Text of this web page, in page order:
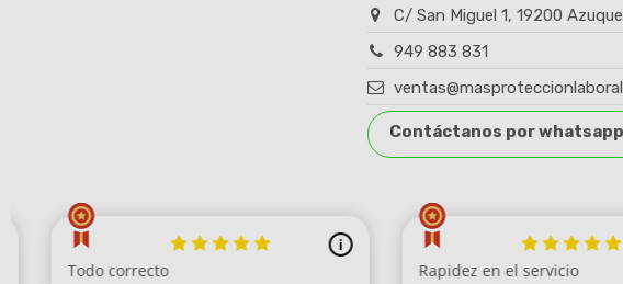
C/ San Miguel 1, 19200
949 883 831
Contáctanos por whatsapp